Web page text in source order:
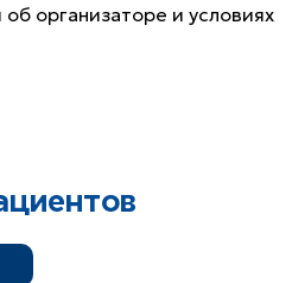
организаторе и условиях